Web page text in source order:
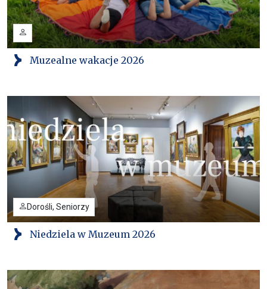
Muzealne wakacje 2026
Dorośli, Seniorzy
Niedziela w Muzeum 2026